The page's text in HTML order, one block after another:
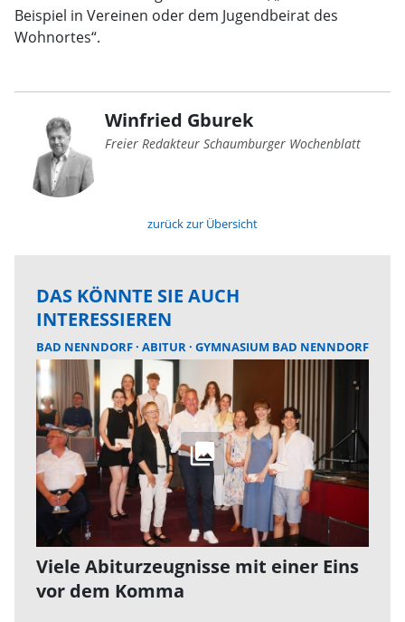
Beispiel in Vereinen oder dem Jugendbeirat des
Wohnortes“.
Winfried Gburek
Freier Redakteur Schaumburger Wochenblatt
zurück zur Übersicht
DAS KÖNNTE SIE AUCH
INTERESSIEREN
BAD NENNDORF ABITUR GYMNASIUM BAD NENNDORF
Viele Abiturzeugnisse mit einer Eins
vor dem Komma